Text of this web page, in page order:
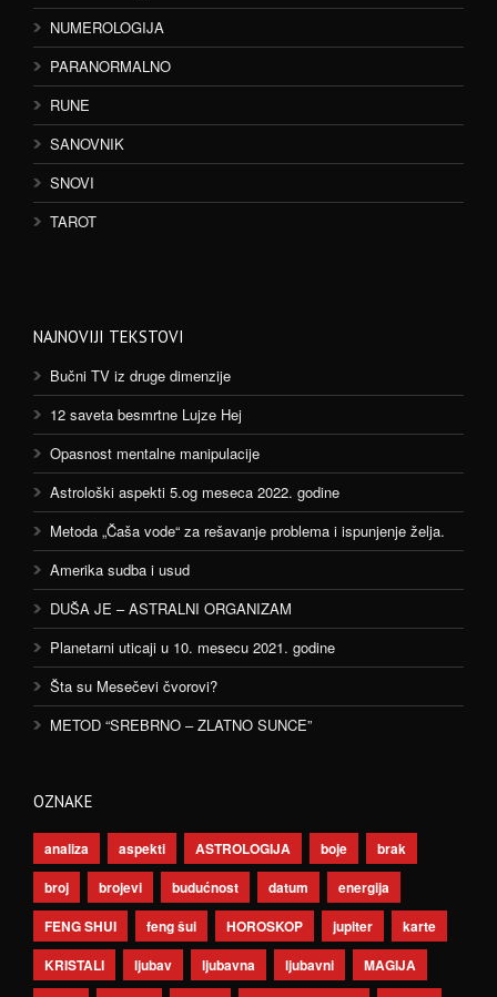
NUMEROLOGIJA
PARANORMALNO
RUNE
SANOVNIK
SNOVI
TAROT
NAJNOVIJI TEKSTOVI
Bučni TV iz druge dimenzije
12 saveta besmrtne Lujze Hej
Opasnost mentalne manipulacije
Astrološki aspekti 5.og meseca 2022. godine
Metoda „Čaša vode“ za rešavanje problema i ispunjenje želja.
Amerika sudba i usud
DUŠA JE – ASTRALNI ORGANIZAM
Planetarni uticaji u 10. mesecu 2021. godine
Šta su Mesečevi čvorovi?
METOD “SREBRNO – ZLATNO SUNCE”
OZNAKE
analiza aspekti ASTROLOGIJA boje
brak
broj
brojevi budućnost datum
energija
FENG SHUI
feng šui HOROSKOP jupiter
karte
KRISTALI
ljubav ljubavna ljubavni
MAGIJA